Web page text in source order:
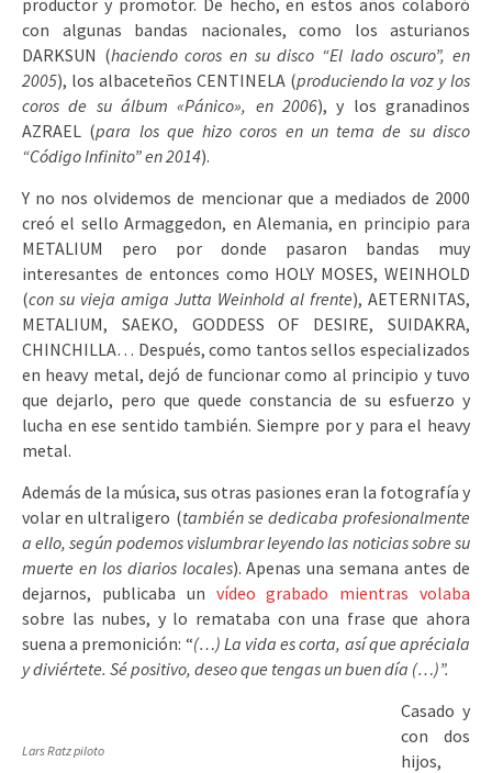
productor y promotor. De hecho, en estos años colaboró
con algunas bandas nacionales, como los asturianos
DARKSUN (haciendo coros en su disco “El lado oscuro”, en
2005), los albaceteños CENTINELA (produciendo la voz y los
coros de su álbum «Pánico», en 2006), y los granadinos
AZRAEL (para los que hizo coros en un tema de su disco
“Código Infinito” en 2014).
Y no nos olvidemos de mencionar que a mediados de 2000
creó el sello Armaggedon, en Alemania, en principio para
METALIUM pero por donde pasaron bandas muy
interesantes de entonces como HOLY MOSES, WEINHOLD
(con su vieja amiga Jutta Weinhold al frente), AETERNITAS,
METALIUM, SAEKO, GODDESS OF DESIRE, SUIDAKRA,
CHINCHILLA… Después, como tantos sellos especializados
en heavy metal, dejó de funcionar como al principio y tuvo
que dejarlo, pero que quede constancia de su esfuerzo y
lucha en ese sentido también. Siempre por y para el heavy
metal.
Además de la música, sus otras pasiones eran la fotografía y
volar en ultraligero (también se dedicaba profesionalmente
a ello, según podemos vislumbrar leyendo las noticias sobre su
muerte en los diarios locales). Apenas una semana antes de
dejarnos, publicaba un vídeo grabado mientras volaba
sobre las nubes, y lo remataba con una frase que ahora
suena a premonición: “(…) La vida es corta, así que apréciala
y diviértete. Sé positivo, deseo que tengas un buen día (…)”.
Lars Ratz piloto
Casado y
con dos
hijos,